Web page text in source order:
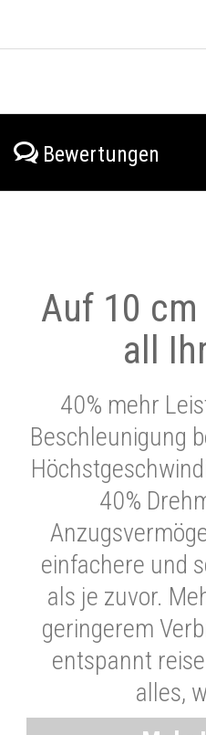
Bewertungen
Auf 10
all
40% mehr
Beschleunigung
40%
einfachere und
als je zuvor.
geringerem
entspannt
alles,